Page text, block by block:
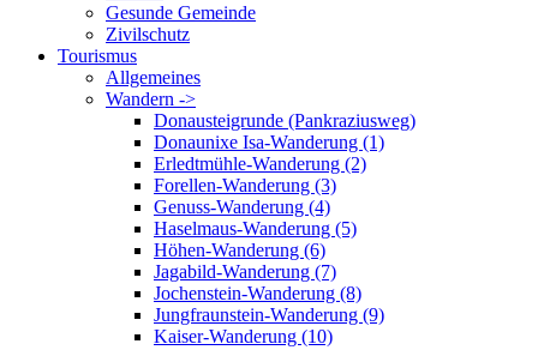
Gesunde Gemeinde
Zivilschutz
Tourismus
Allgemeines
Wandern ->
Donausteigrunde (Pankraziusweg)
Donaunixe Isa-Wanderung (1)
Erledtmühle-Wanderung (2)
Forellen-Wanderung (3)
Genuss-Wanderung (4)
Haselmaus-Wanderung (5)
Höhen-Wanderung (6)
Jagabild-Wanderung (7)
Jochenstein-Wanderung (8)
Jungfraunstein-Wanderung (9)
Kaiser-Wanderung (10)